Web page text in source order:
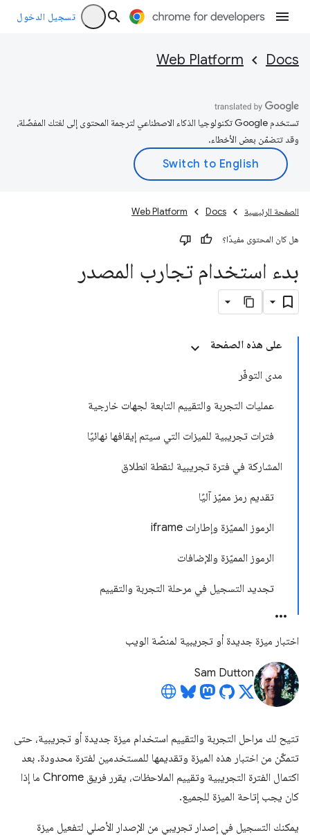
تسجيل الدخول
Docs
Web Platform
تستخدم Google تكنولوجيا الذكاء الاصطناعي لترجمة المحتوى إلى لغتك المفضّلة،
وقد تتضمّن بعض الأخطاء.
الصفحة الرئيسية Docs
Web Platform
هل كان المحتوى مفيدًا؟
بدء استخدام تجارب المصدر
على هذه الصفحة
مدى التوفّر
عمليات التجربة والتقييم التابعة لجهات خارجية
فترات تجريبية للميزات التي سيتم إيقافها نهائيًا
المشاركة في فترة تجريبية لنقطة انطلاق
تقديم رمز مميّز آليًا
الرموز المميّزة وإطارات iframe
الرموز المميّزة والإضافات
تجديد التسجيل في مرحلة التجربة والتقييم
اختبار ميزة جديدة أو تجريبية لمنصّة الويب
Sam Dutton
تتيح لك مراحل التجربة والتقييم استخدام ميزة جديدة أو تجريبية، حتى
تتمكّن من اختبار هذه الميزة وتقديمها للمستخدمين لفترة محدودة. بعد
اكتمال الفترة التجريبية وتقييم الملاحظات، يقرر فريق Chrome ما إذا
كان يجب إتاحة الميزة للجميع.
يمكنك التسجيل في إصدار تجريبي من الإصدار الأصلي لتفعيل ميزة